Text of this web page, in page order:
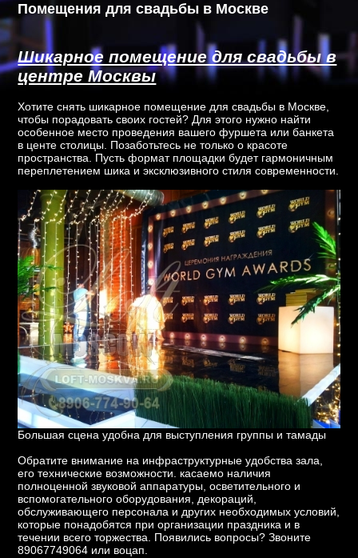
Помещения для свадьбы в Москве
Шикарное помещение для свадьбы в
центре Москвы
Хотите снять шикарное помещение для свадьбы в Москве,
чтобы порадовать своих гостей? Для этого нужно найти
особенное место проведения вашего фуршета или банкета
в центе столицы. Позаботьтесь не только о красоте
пространства. Пусть формат площадки будет гармоничным
переплетением шика и эксклюзивного стиля современности.
Большая сцена удобна для выступления группы и тамады
Обратите внимание на инфраструктурные удобства зала,
его технические возможности. касаемо наличия
полноценной звуковой аппаратуры, осветительного и
вспомогательного оборудования, декораций,
обслуживающего персонала и других необходимых условий,
которые понадобятся при организации праздника и в
течении всего торжества. Появились вопросы? Звоните
89067749064 или воцап.